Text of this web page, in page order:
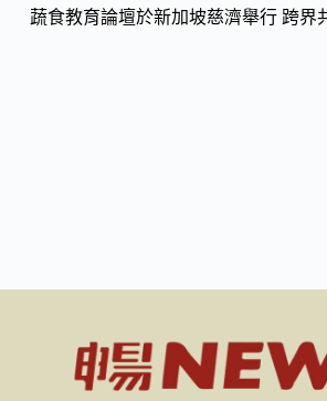
蔬食教育論壇於新加坡慈濟舉行 跨界